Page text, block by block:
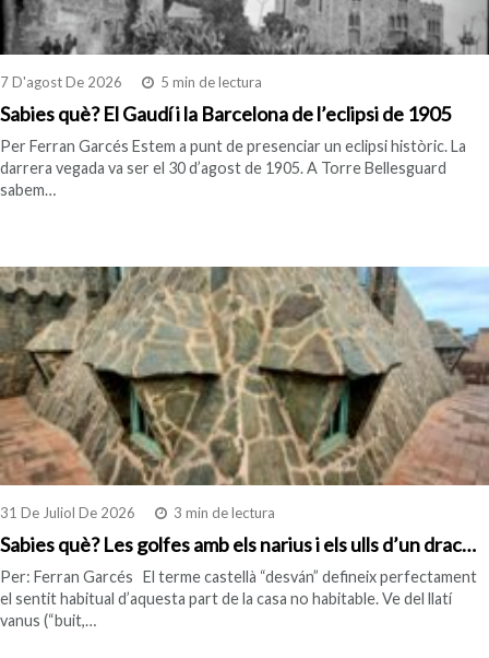
7 D'agost De 2026 5 min de lectura
Sabies què? El Gaudí i la Barcelona de l’eclipsi de 1905
Per Ferran Garcés Estem a punt de presenciar un eclipsi històric. La
darrera vegada va ser el 30 d’agost de 1905. A Torre Bellesguard
sabem…
31 De Juliol De 2026 3 min de lectura
Sabies què? Les golfes amb els narius i els ulls d’un drac…
Per: Ferran Garcés El terme castellà “desván” defineix perfectament
el sentit habitual d’aquesta part de la casa no habitable. Ve del llatí
vanus (“buit,…